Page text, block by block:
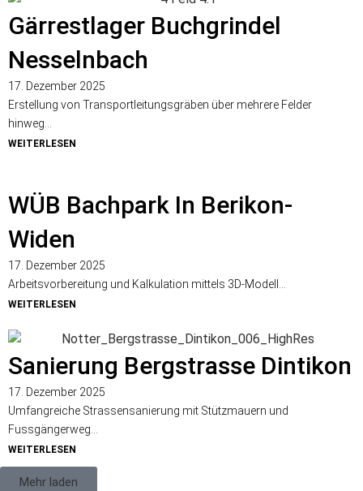
Gärrestlager Buchgrindel
Nesselnbach
17. Dezember 2025
Erstellung von Transportleitungsgräben über mehrere Felder
hinweg...
WEITERLESEN
WÜB Bachpark In Berikon-
Widen
17. Dezember 2025
Arbeitsvorbereitung und Kalkulation mittels 3D-Modell...
WEITERLESEN
Sanierung Bergstrasse Dintikon
17. Dezember 2025
Umfangreiche Strassensanierung mit Stützmauern und
Fussgängerweg...
WEITERLESEN
Mehr laden